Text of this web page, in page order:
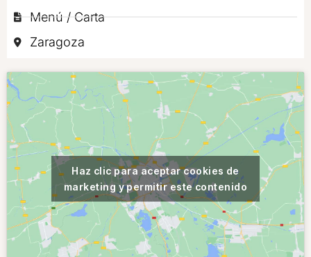
Menú / Carta
Zaragoza
Haz clic para aceptar cookies de
marketing y permitir este contenido